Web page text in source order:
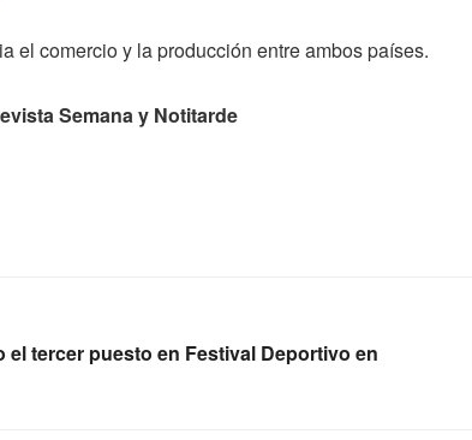
el comercio y la producción entre ambos países.
Semana y Notitarde
el tercer puesto en Festival Deportivo en